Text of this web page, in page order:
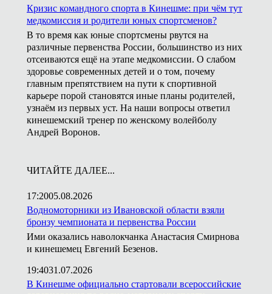
Кризис командного спорта в Кинешме: при чём тут
медкомиссия и родители юных спортсменов?
В то время как юные спортсмены рвутся на
различные первенства России, большинство из них
отсеиваются ещё на этапе медкомиссии. О слабом
здоровье современных детей и о том, почему
главным препятствием на пути к спортивной
карьере порой становятся иные планы родителей,
узнаём из первых уст. На наши вопросы ответил
кинешемский тренер по женскому волейболу
Андрей Воронов.
ЧИТАЙТЕ ДАЛЕЕ...
17:2005.08.2026
Водномоторники из Ивановской области взяли
бронзу чемпионата и первенства России
Ими оказались наволокчанка Анастасия Смирнова
и кинешемец Евгений Безенов.
19:4031.07.2026
В Кинешме официально стартовали всероссийские